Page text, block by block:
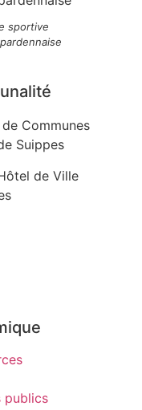
sportive
Communes
Suippes
de Ville
publics